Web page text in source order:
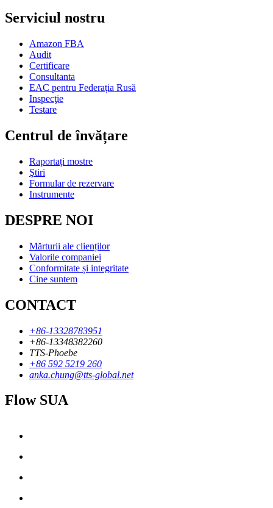
Serviciul nostru
Amazon FBA
Audit
Certificare
Consultanta
EAC pentru Federația Rusă
Inspecţie
Testare
Centrul de învățare
Raportați mostre
Ştiri
Formular de rezervare
Instrumente
DESPRE NOI
Mărturii ale clienților
Valorile companiei
Conformitate și integritate
Cine suntem
CONTACT
+86-13328783951
+86-13348382260
TTS-Phoebe
+86 592 5219 260
anka.chung@tts-global.net
Flow SUA